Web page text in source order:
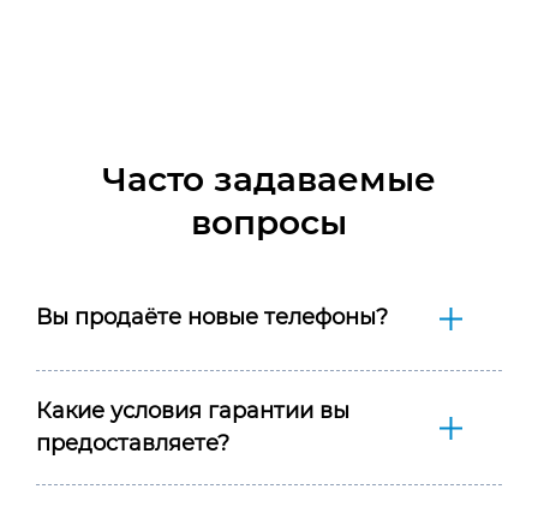
Часто задаваемые
вопросы
Вы продаёте новые телефоны?
Какие условия гарантии вы
предоставляете?